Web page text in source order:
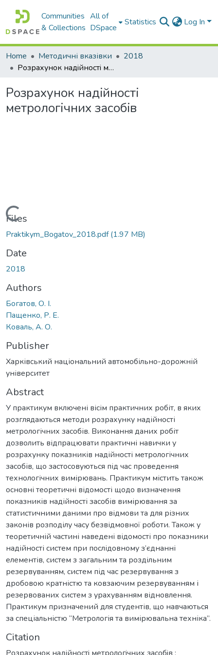
Communities
& Collections
All of
DSpace
Statistics Log In
Home Методичні вказівки
2018
Розрахунок надiйностi метрологiчних засобiв
Розрахунок надiйностi
метрологiчних засобiв
Loading...
Files
Praktikym_Bogatov_2018.pdf(1.97 MB)
Date
2018
Authors
Богатов, О. I.
Пащенко, Р. Е.
Коваль, А. О.
Publisher
Харківський національний автомобільно-дорожній
університет
Abstract
У практикум включені вісім практичних робіт, в яких
розглядаються методи розрахунку надійності
метрологічних засобів. Виконання даних робіт
дозволить відпрацювати практичні навички у
розрахунку показників надійності метрологічних
засобів, що застосовуються під час проведення
технологічних вимірювань. Практикум містить також
основні теоретичні відомості щодо визначення
показників надійності засобів вимірювання за
статистичними даними про відмови та для різних
законів розподілу часу безвідмовної роботи. Також у
теоретичній частині наведені відомості про показники
надійності систем при послідовному з’єднанні
елементів, систем з загальним та роздільним
резервуванням, систем під час резервування з
дробовою кратністю та ковзаючим резервуванням і
резервованих систем з урахуванням відновлення.
Практикум призначений для студентів, що навчаються
за спеціальністю “Метрологія та вимірювальна техніка”.
Citation